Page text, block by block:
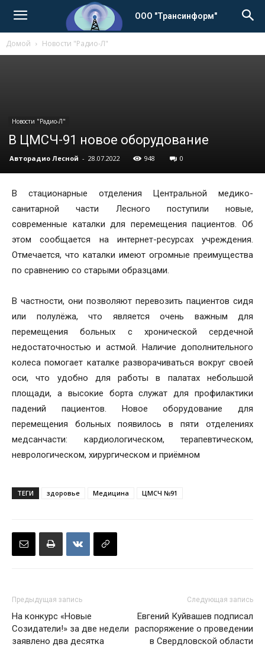
ООО "Трансинформ"
Домой Новости "Радио-Л"
Новости "Радио-Л"
В ЦМСЧ-91 новое оборудование
Авторадио Лесной - 28.07.2022 948 0
В стационарные отделения Центральной медико-
санитарной части Лесного поступили новые,
современные каталки для перемещения пациентов. Об
этом сообщается на интернет-ресурсах учреждения.
Отмечается, что каталки имеют огромные преимущества
по сравнению со старыми образцами.
В частности, они позволяют перевозить пациентов сидя
или полулёжа, что является очень важным для
перемещения больных с хронической сердечной
недостаточностью и астмой. Наличие дополнительного
колеса помогает каталке разворачиваться вокруг своей
оси, что удобно для работы в палатах небольшой
площади, а высокие борта служат для профилактики
падений пациентов. Новое оборудование для
перемещения больных появилось в пяти отделениях
медсанчасти: кардиологическом, терапевтическом,
неврологическом, хирургическом и приёмном
ТЕГИ здоровье Медицина ЦМСЧ №91
Предыдущая запись
На конкурс «Новые
Созидатели!» за две недели
заявлено два десятка
Следующая запись
Евгений Куйвашев подписал
распоряжение о проведении
в Свердловской области